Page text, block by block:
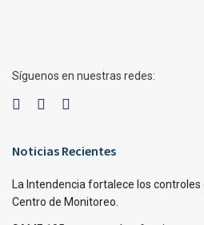
Síguenos en nuestras redes:
Noticias Recientes
La Intendencia fortalece los controles
Centro de Monitoreo.